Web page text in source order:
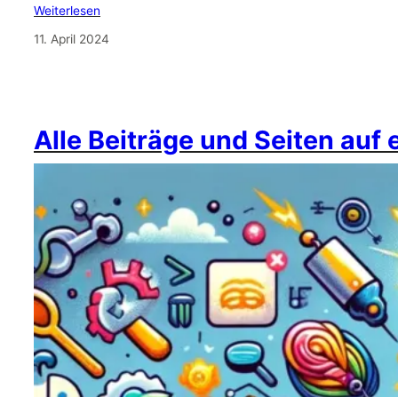
Weiterlesen
11. April 2024
Alle Beiträge und Seiten auf